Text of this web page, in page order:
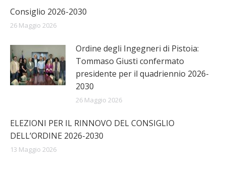
Consiglio 2026-2030
26 Maggio 2026
Ordine degli Ingegneri di Pistoia:
Tommaso Giusti confermato
presidente per il quadriennio 2026-
2030
26 Maggio 2026
ELEZIONI PER IL RINNOVO DEL CONSIGLIO
DELL’ORDINE 2026-2030
13 Maggio 2026